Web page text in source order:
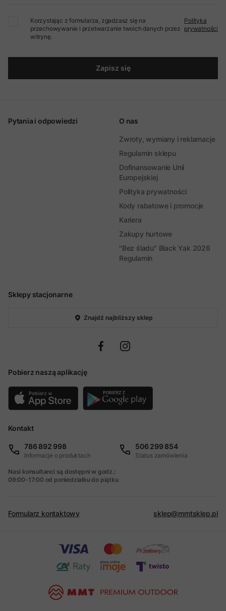
Korzystając z formularza, zgadzasz się na
przechowywanie i przetwarzanie twoich danych przez
witrynę.
Polityka
prywatności
Zapisz się
Sklepy stacjonarne
Znajdź najbliższy sklep
Pobierz naszą aplikację
Pytania i odpowiedzi O nas
Zwroty, wymiany i reklamacje
Regulamin sklepu
Dofinansowanie Unii
Europejskiej
Polityka prywatności
Kody rabatowe i promocje
Kariera
Zakupy hurtowe
"Bez śladu" Black Yak 2026
Regulamin
Kontakt
786 892 998
Informacje o produktach
506 299 854
Status zamówienia
Nasi konsultanci są dostępni w godz.:
09:00-17:00 od poniedziałku do piątku
Formularz kontaktowy sklep@mmtsklep.pl